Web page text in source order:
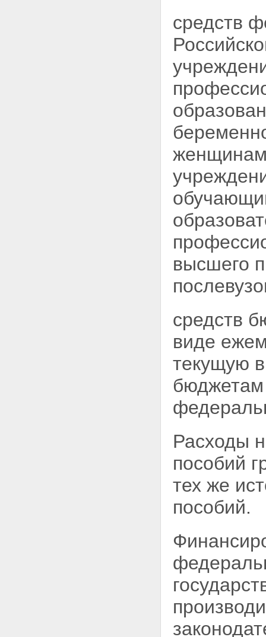
средств
высшего
средств
виде
текущую
бюджетам
Расходы
пособий
тех же
пособий.